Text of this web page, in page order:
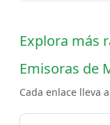
Explora más
Emisoras de
Cada enlace lleva